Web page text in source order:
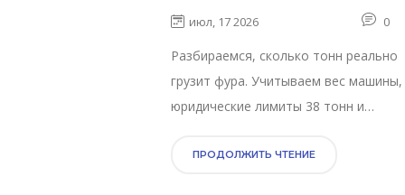
правила весового
июл, 17 2026 0
Разбираемся, сколько тонн реально
грузит фура. Учитываем вес машины,
юридические лимиты 38 тонн и
Советы по расчету.
ПРОДОЛЖИТЬ ЧТЕНИЕ